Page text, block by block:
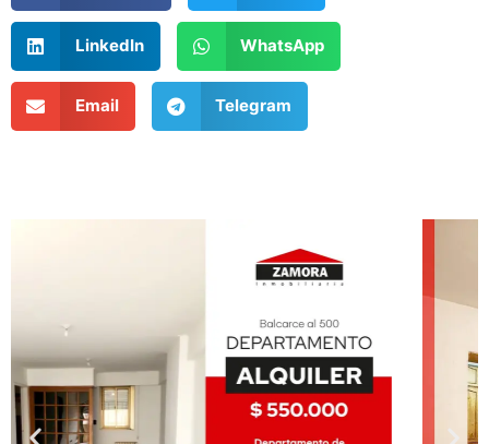
LinkedIn WhatsApp
Email Telegram